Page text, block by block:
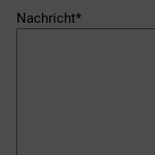
Nachricht*